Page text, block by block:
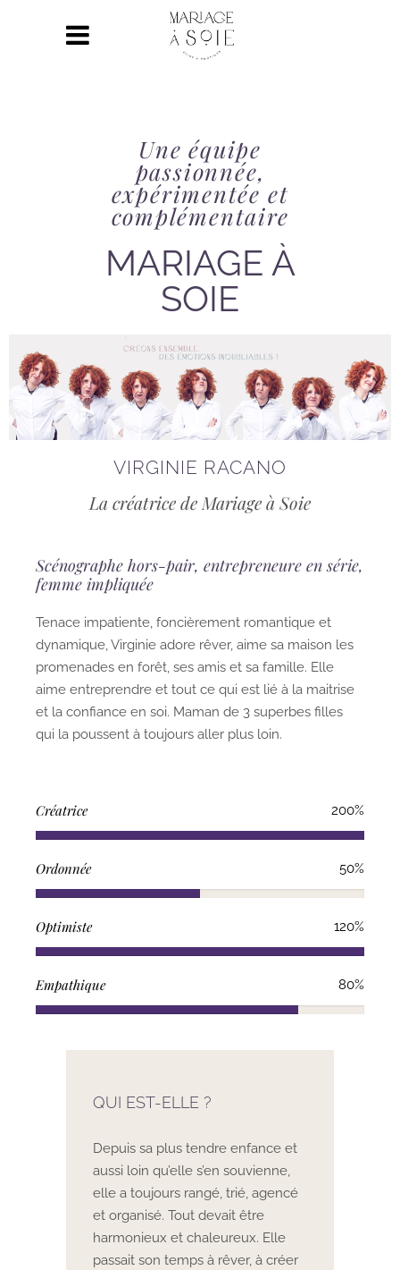
Une équipe
passionnée,
expérimentée et
complémentaire
MARIAGE À
SOIE
VIRGINIE RACANO
La créatrice de Mariage à Soie
Scénographe hors-pair, entrepreneure en série,
femme impliquée
Tenace impatiente, foncièrement romantique et
dynamique, Virginie adore rêver, aime sa maison les
promenades en forêt, ses amis et sa famille. Elle
aime entreprendre et tout ce qui est lié à la maitrise
et la confiance en soi. Maman de 3 superbes filles
qui la poussent à toujours aller plus loin.
Créatrice 200%
Ordonnée 50%
Optimiste 120%
Empathique 80%
QUI EST-ELLE ?
Depuis sa plus tendre enfance et
aussi loin qu’elle s’en souvienne,
elle a toujours rangé, trié, agencé
et organisé. Tout devait être
harmonieux et chaleureux. Elle
passait son temps à rêver, à créer